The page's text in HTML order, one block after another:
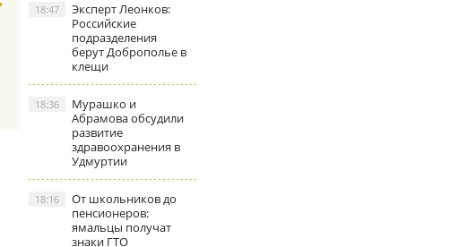
Эксперт Леонков:
Российские
подразделения
берут Доброполье в
клещи
18:47
Мурашко и
Абрамова обсудили
развитие
здравоохранения в
Удмуртии
18:36
От школьников до
пенсионеров:
ямальцы получат
знаки ГТО
18:16